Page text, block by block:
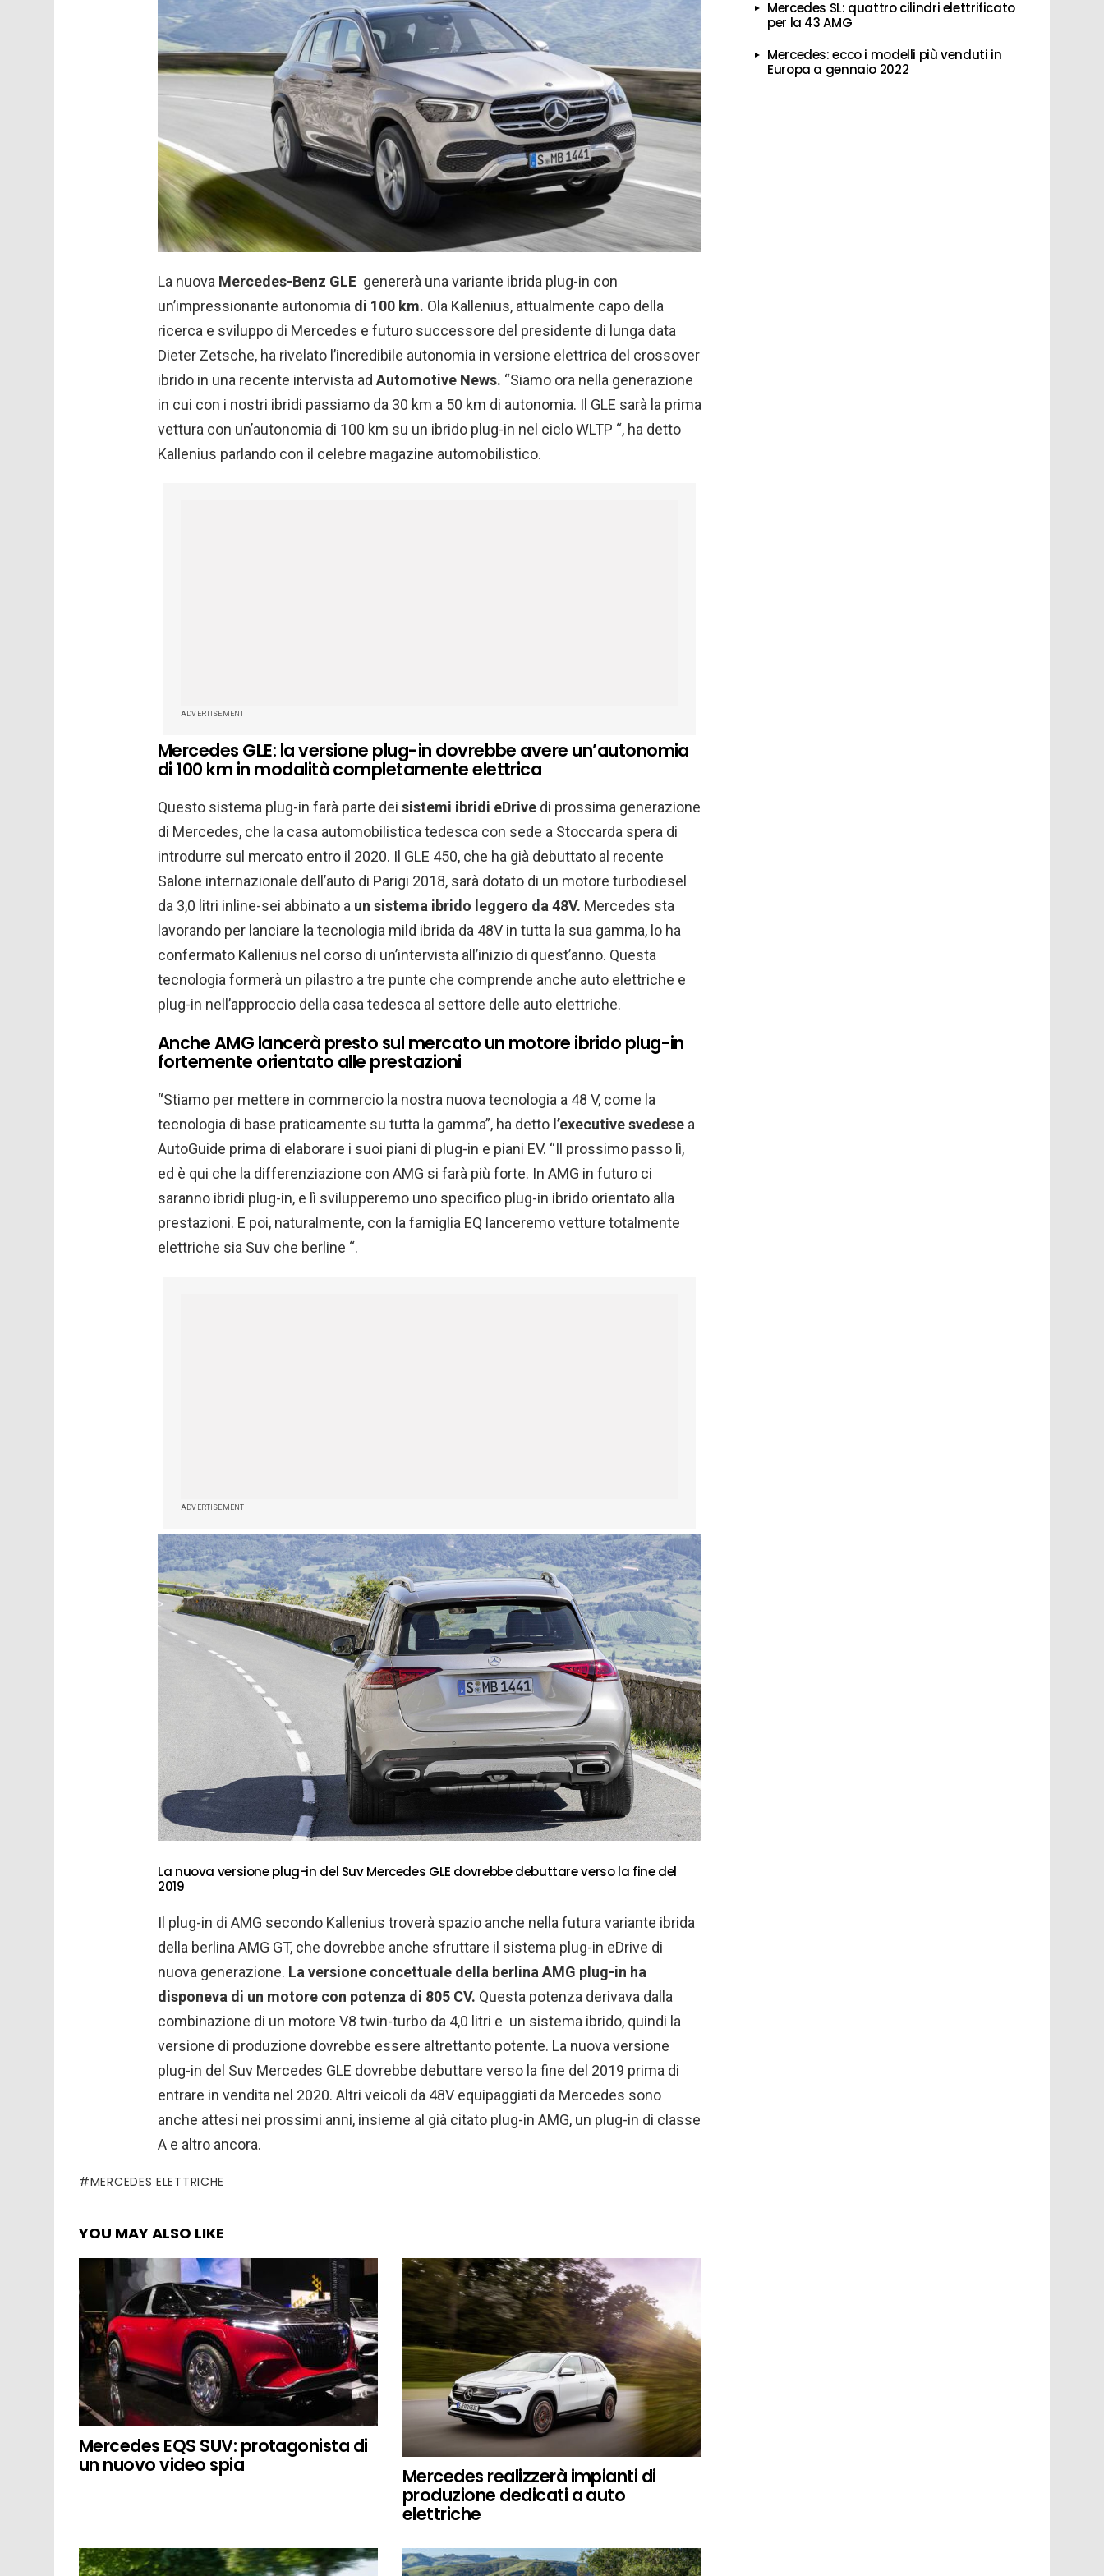
La nuova Mercedes-Benz GLE genererà una variante ibrida plug-in con
un’impressionante autonomia di 100 km. Ola Kallenius, attualmente capo della
ricerca e sviluppo di Mercedes e futuro successore del presidente di lunga data
Dieter Zetsche, ha rivelato l’incredibile autonomia in versione elettrica del crossover
ibrido in una recente intervista ad Automotive News. “Siamo ora nella generazione
in cui con i nostri ibridi passiamo da 30 km a 50 km di autonomia. Il GLE sarà la prima
vettura con un’autonomia di 100 km su un ibrido plug-in nel ciclo WLTP “, ha detto
Kallenius parlando con il celebre magazine automobilistico.
ADVERTISEMENT
Mercedes GLE: la versione plug-in dovrebbe avere un’autonomia
di 100 km in modalità completamente elettrica
Questo sistema plug-in farà parte dei sistemi ibridi eDrive di prossima generazione
di Mercedes, che la casa automobilistica tedesca con sede a Stoccarda spera di
introdurre sul mercato entro il 2020. Il GLE 450, che ha già debuttato al recente
Salone internazionale dell’auto di Parigi 2018, sarà dotato di un motore turbodiesel
da 3,0 litri inline-sei abbinato a un sistema ibrido leggero da 48V. Mercedes sta
lavorando per lanciare la tecnologia mild ibrida da 48V in tutta la sua gamma, lo ha
confermato Kallenius nel corso di un’intervista all’inizio di quest’anno. Questa
tecnologia formerà un pilastro a tre punte che comprende anche auto elettriche e
plug-in nell’approccio della casa tedesca al settore delle auto elettriche.
Anche AMG lancerà presto sul mercato un motore ibrido plug-in
fortemente orientato alle prestazioni
“Stiamo per mettere in commercio la nostra nuova tecnologia a 48 V, come la
tecnologia di base praticamente su tutta la gamma”, ha detto l’executive svedese a
AutoGuide prima di elaborare i suoi piani di plug-in e piani EV. “Il prossimo passo lì,
ed è qui che la differenziazione con AMG si farà più forte. In AMG in futuro ci
saranno ibridi plug-in, e lì svilupperemo uno specifico plug-in ibrido orientato alla
prestazioni. E poi, naturalmente, con la famiglia EQ lanceremo vetture totalmente
elettriche sia Suv che berline “.
ADVERTISEMENT
La nuova versione plug-in del Suv Mercedes GLE dovrebbe debuttare verso la fine del
2019
Il plug-in di AMG secondo Kallenius troverà spazio anche nella futura variante ibrida
della berlina AMG GT, che dovrebbe anche sfruttare il sistema plug-in eDrive di
nuova generazione. La versione concettuale della berlina AMG plug-in ha
disponeva di un motore con potenza di 805 CV. Questa potenza derivava dalla
combinazione di un motore V8 twin-turbo da 4,0 litri e un sistema ibrido, quindi la
versione di produzione dovrebbe essere altrettanto potente. La nuova versione
plug-in del Suv Mercedes GLE dovrebbe debuttare verso la fine del 2019 prima di
entrare in vendita nel 2020. Altri veicoli da 48V equipaggiati da Mercedes sono
anche attesi nei prossimi anni, insieme al già citato plug-in AMG, un plug-in di classe
A e altro ancora.
MERCEDES ELETTRICHE
YOU MAY ALSO LIKE
Mercedes EQS SUV: protagonista di
un nuovo video spia
Mercedes realizzerà impianti di
produzione dedicati a auto
elettriche
Mercedes SL: quattro cilindri elettrificato
per la 43 AMG
Mercedes: ecco i modelli più venduti in
Europa a gennaio 2022